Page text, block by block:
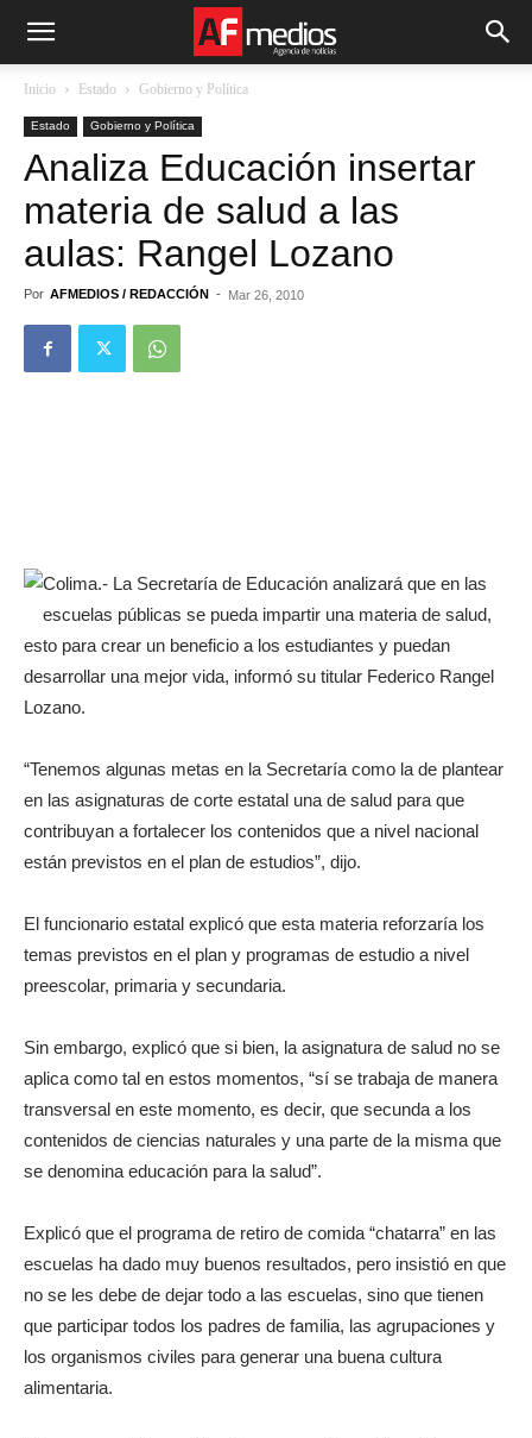
Inicio Estado Gobierno y Política
Estado Gobierno y Política
Analiza Educación insertar
materia de salud a las
aulas: Rangel Lozano
Por AFMEDIOS / REDACCIÓN - Mar 26, 2010
Colima.- La Secretaría de Educación analizará que en las
escuelas públicas se pueda impartir una materia de salud,
esto para crear un beneficio a los estudiantes y puedan
desarrollar una mejor vida, informó su titular Federico Rangel
Lozano.
“Tenemos algunas metas en la Secretaría como la de plantear
en las asignaturas de corte estatal una de salud para que
contribuyan a fortalecer los contenidos que a nivel nacional
están previstos en el plan de estudios”, dijo.
El funcionario estatal explicó que esta materia reforzaría los
temas previstos en el plan y programas de estudio a nivel
preescolar, primaria y secundaria.
Sin embargo, explicó que si bien, la asignatura de salud no se
aplica como tal en estos momentos, “sí se trabaja de manera
transversal en este momento, es decir, que secunda a los
contenidos de ciencias naturales y una parte de la misma que
se denomina educación para la salud”.
Explicó que el programa de retiro de comida “chatarra” en las
escuelas ha dado muy buenos resultados, pero insistió en que
no se les debe de dejar todo a las escuelas, sino que tienen
que participar todos los padres de familia, las agrupaciones y
los organismos civiles para generar una buena cultura
alimentaria.